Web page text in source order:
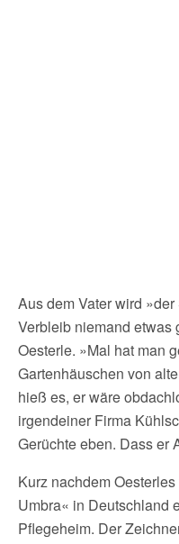
Aus dem Vater wird
Verbleib niemand etwas
Oesterle. »Mal hat man
Gartenhäuschen von
hieß es, er wäre
irgendeiner Firma
Gerüchte eben. Dass er
Kurz nachdem
Umbra« in Deutschland
Pflegeheim. Der